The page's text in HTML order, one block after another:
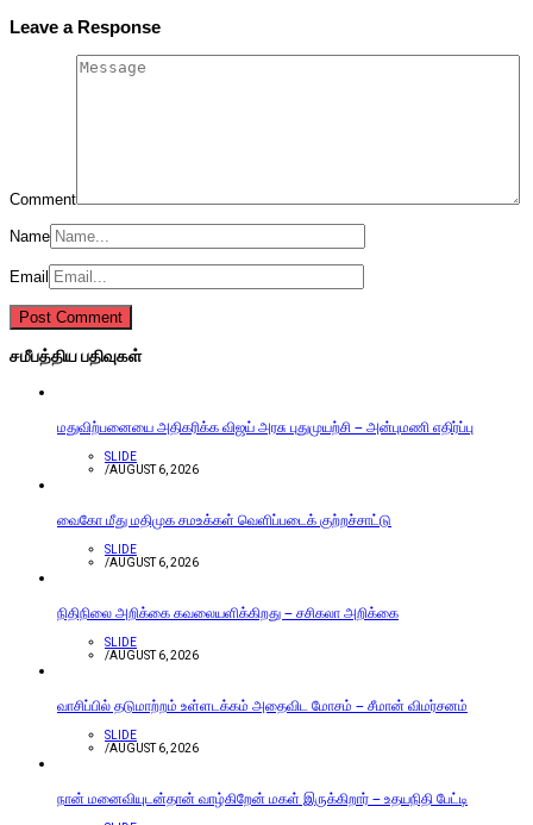
Leave a Response
Comment
Name
Email
சமீபத்திய பதிவுகள்
மதுவிற்பனையை அதிகரிக்க விஜய் அரசு புதுமுயற்சி – அன்புமணி எதிர்ப்பு
SLIDE
/AUGUST 6, 2026
வைகோ மீது மதிமுக சமஉக்கள் வெளிப்படைக் குற்றச்சாட்டு
SLIDE
/AUGUST 6, 2026
நிதிநிலை அறிக்கை கவலையளிக்கிறது – சசிகலா அறிக்கை
SLIDE
/AUGUST 6, 2026
வாசிப்பில் தடுமாற்றம் உள்ளடக்கம் அதைவிட மோசம் – சீமான் விமர்சனம்
SLIDE
/AUGUST 6, 2026
நான் மனைவியுடன்தான் வாழ்கிறேன் மகள் இருக்கிறார் – உதயநிதி பேட்டி